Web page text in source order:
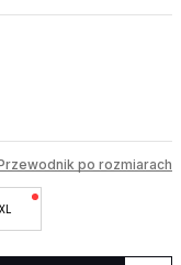
po rozmiarach
XL